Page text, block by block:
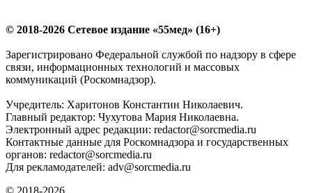
© 2018-2026 Сетевое издание «55мед» (16+)
Зарегистрировано Федеральной службой по надзору в сфере
связи, информационных технологий и массовых
коммуникаций (Роскомнадзор).
Учредитель: Харитонов Константин Николаевич.
Главный редактор: Чухутова Мария Николаевна.
Электронный адрес редакции: redactor@sorcmedia.ru
Контактные данные для Роскомнадзора и государственных
органов: redactor@sorcmedia.ru
Для рекламодателей: adv@sorcmedia.ru